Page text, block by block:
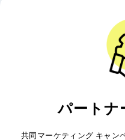
パートナ
共同マーケティング キャン